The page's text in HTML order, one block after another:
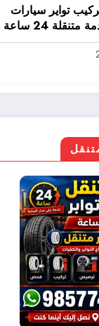
تواير سيارات
بنشر متنقل